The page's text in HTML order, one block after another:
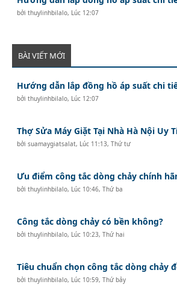
bởithuylinhbilalo, Lúc 12:07
BÀI VIẾT MỚI
Hướng dẫn lắp đồng hồ áp suất chi
bởithuylinhbilalo, Lúc 12:07
Thợ Sửa Máy Giặt Tại Nhà Hà Nội Uy
bởisuamaygiatsalat, Lúc 11:13, Thứ tư
Ưu điểm công tắc dòng chảy chính
bởithuylinhbilalo, Lúc 10:46, Thứ ba
Công tắc dòng chảy có bền không?
bởithuylinhbilalo, Lúc 10:23, Thứ hai
Tiêu chuẩn chọn công tắc dòng chảy
bởithuylinhbilalo, Lúc 10:59, Thứ bảy